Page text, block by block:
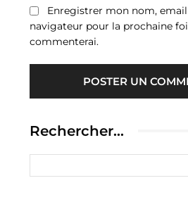
Enregistrer mon nom,
navigateur pour la prochaine
commenterai.
Rechercher…